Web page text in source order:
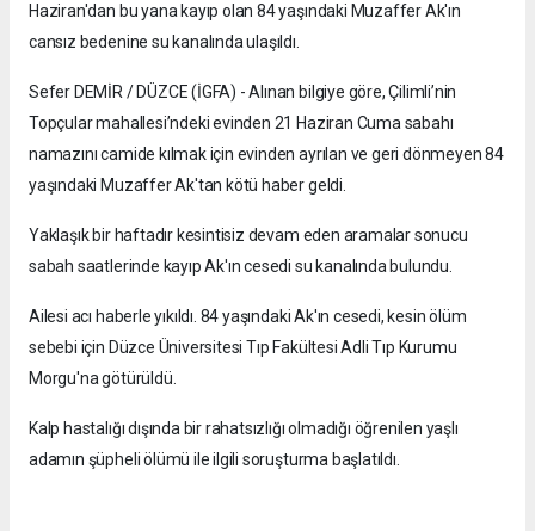
Haziran'dan bu yana kayıp olan 84 yaşındaki Muzaffer Ak'ın
cansız bedenine su kanalında ulaşıldı.
Sefer DEMİR / DÜZCE (İGFA) - Alınan bilgiye göre, Çilimli’nin
Topçular mahallesi’ndeki evinden 21 Haziran Cuma sabahı
namazını camide kılmak için evinden ayrılan ve geri dönmeyen 84
yaşındaki Muzaffer Ak'tan kötü haber geldi.
Yaklaşık bir haftadır kesintisiz devam eden aramalar sonucu
sabah saatlerinde kayıp Ak'ın cesedi su kanalında bulundu.
Ailesi acı haberle yıkıldı. 84 yaşındaki Ak'ın cesedi, kesin ölüm
sebebi için Düzce Üniversitesi Tıp Fakültesi Adli Tıp Kurumu
Morgu'na götürüldü.
Kalp hastalığı dışında bir rahatsızlığı olmadığı öğrenilen yaşlı
adamın şüpheli ölümü ile ilgili soruşturma başlatıldı.